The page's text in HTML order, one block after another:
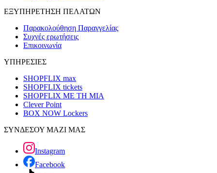
ΕΞΥΠΗΡΕΤΗΣΗ ΠΕΛΑΤΩΝ
Παρακολούθηση Παραγγελίας
Συχνές ερωτήσεις
Επικοινωνία
ΥΠΗΡΕΣΙΕΣ
SHOPFLIX max
SHOPFLIX tickets
SHOPFLIX ΜΕ ΤΗ ΜΙΑ
Clever Point
BOX NOW Lockers
ΣΥΝΔΕΣΟΥ ΜΑΖΙ ΜΑΣ
Instagram
Facebook